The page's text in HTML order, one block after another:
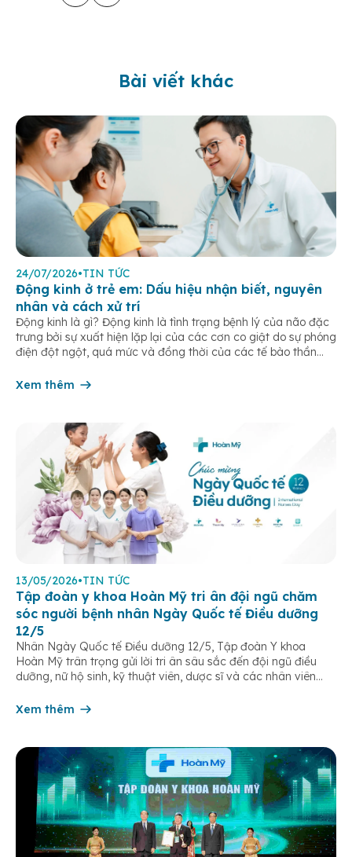
Bài viết khác
24/07/2026•TIN TỨC
Động kinh ở trẻ em: Dấu hiệu nhận biết, nguyên
nhân và cách xử trí
Động kinh là gì? Động kinh là tình trạng bệnh lý của não đặc
trưng bởi sự xuất hiện lặp lại của các cơn co giật do sự phóng
điện đột ngột, quá mức và đồng thời của các tế bào thần
Xem thêm
13/05/2026•TIN TỨC
Tập đoàn y khoa Hoàn Mỹ tri ân đội ngũ chăm
sóc người bệnh nhân Ngày Quốc tế Điều dưỡng
12/5
Nhân Ngày Quốc tế Điều dưỡng 12/5, Tập đoàn Y khoa
Hoàn Mỹ trân trọng gửi lời tri ân sâu sắc đến đội ngũ điều
dưỡng, nữ hộ sinh, kỹ thuật viên, dược sĩ và các nhân viên
âm thầm đồng hành trên […]
Xem thêm